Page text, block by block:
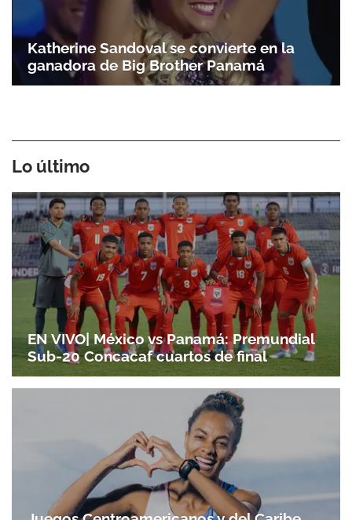
Katherine Sandoval se convierte en la
ganadora de Big Brother Panamá
Lo último
EN VIVO| México vs Panamá: Premundial
Sub-20 Concacaf cuartos de final